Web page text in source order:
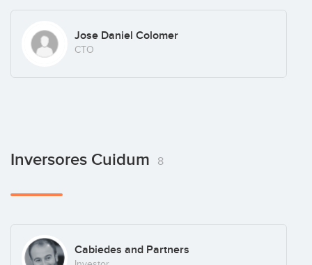
Jose Daniel Colomer
CTO
Inversores Cuidum 8
Cabiedes and Partners